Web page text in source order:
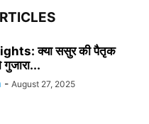
क्या ससुर की पैतृक
गुजारा...
- August 27, 2025